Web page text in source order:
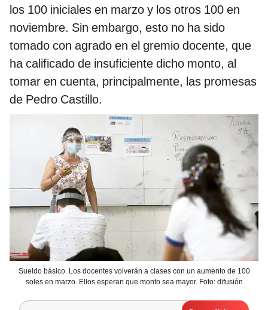
los 100 iniciales en marzo y los otros 100 en
noviembre. Sin embargo, esto no ha sido
tomado con agrado en el gremio docente, que
ha calificado de insuficiente dicho monto, al
tomar en cuenta, principalmente, las promesas
de Pedro Castillo.
Sueldo básico. Los docentes volverán a clases con un aumento de 100
soles en marzo. Ellos esperan que monto sea mayor. Foto: difusión